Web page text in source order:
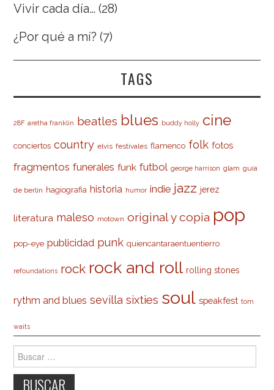
Vivir cada día… (28)
¿Por qué a mí? (7)
TAGS
28F aretha franklin beatles blues buddy holly cine
conciertos country elvis festivales flamenco folk fotos
fragmentos funerales funk futbol george harrison glam guía
de berlín hagiografia historia humor indie jazz jerez
literatura maleso motown original y copia pop
pop-eye publicidad punk quiencantaraentuentierro
refoundations rock rock and roll rolling stones
rythm and blues sevilla sixties soul speakfest tom
waits
Buscar: